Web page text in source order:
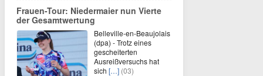
Frauen-Tour: Niedermaier nun Vierte
der Gesamtwertung
Belleville-en-Beaujolais
(dpa) - Trotz eines
gescheiterten
Ausreißversuchs hat
sich […] (03)